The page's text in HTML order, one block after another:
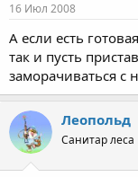
16 Июл 2008
А если есть
так и пусть
заморачиваться с
Леопольд
Санитар леса